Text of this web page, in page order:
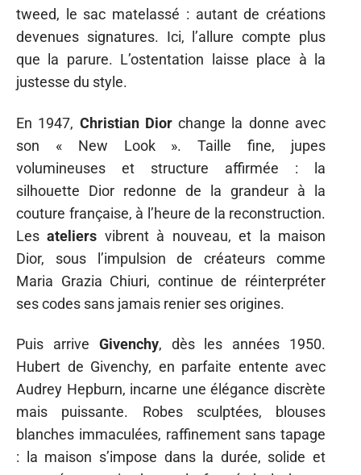
tweed, le sac matelassé : autant de créations
devenues signatures. Ici, l’allure compte plus
que la parure. L’ostentation laisse place à la
justesse du style.
En 1947, Christian Diorchange la donne avec
son « New Look ». Taille fine, jupes
volumineuses et structure affirmée : la
silhouette Dior redonne de la grandeur à la
couture française, à l’heure de la reconstruction.
Lesateliers vibrent à nouveau, et la maison
Dior, sous l’impulsion de créateurs comme
Maria Grazia Chiuri, continue de réinterpréter
ses codes sans jamais renier ses origines.
Puis arrive Givenchy, dès les années 1950.
Hubert de Givenchy, en parfaite entente avec
Audrey Hepburn, incarne une élégance discrète
mais puissante. Robes sculptées, blouses
blanches immaculées, raffinement sans tapage
: la maison s’impose dans la durée, solide et